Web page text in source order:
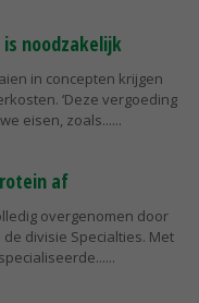
noodzakelijk
in concepten krijgen
‘Deze vergoeding
eisen, zoals...
af
overgenomen door
divisie Specialties. Met